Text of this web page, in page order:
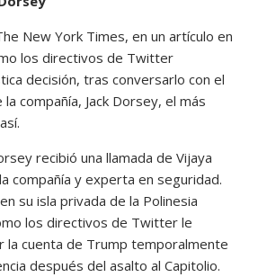
New York Times, en un artículo en
los directivos de Twitter
decisión, tras conversarlo con el
compañía, Jack Dorsey, el más
recibió una llamada de Vijaya
compañía y experta en seguridad.
su isla privada de la Polinesia
los directivos de Twitter le
la cuenta de Trump temporalmente
después del asalto al Capitolio.